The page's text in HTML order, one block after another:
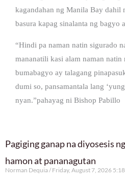
kagandahan ng Manila Bay dahil
basura kapag sinalanta ng bagyo
“Hindi pa naman natin sigurado
mananatili kasi alam naman natin
bumabagyo ay talagang
dumi so, pansamantala lang
nyan.”pahayag ni Bishop Pabillo
Pagiging ganap na diyosesis
hamon at pananagutan
Norman Dequia Friday, August 7, 2026